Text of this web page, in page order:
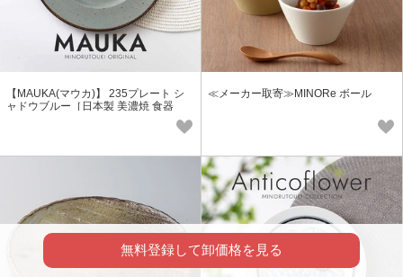
【MAUKA(マウカ)】 235プレート シ
ャドウブルー［日本製 美濃焼 食器
≪メーカー取寄≫MINORe ボール
無料登録して卸価格を見る